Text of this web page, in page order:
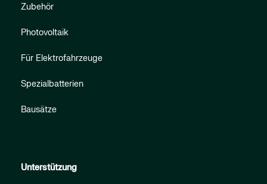
Zubehör
Photovoltaik
Für Elektrofahrzeuge
Spezialbatterien
Bausätze
Unterstützung